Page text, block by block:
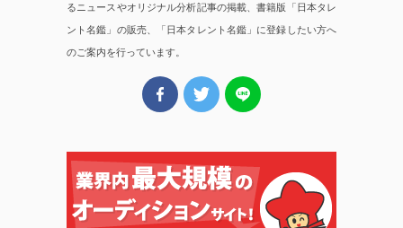
るニュースやオリジナル分析記事の掲載、書籍版「日本タレ
ント名鑑」の販売、「日本タレント名鑑」に登録したい方へ
のご案内を行っています。